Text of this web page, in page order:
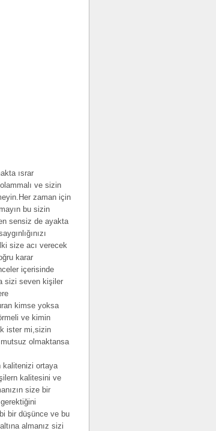
ısrar
ve sizin
zaman için
bu sizin
sensiz de ayakta
size acı verecek
karar
içerisinde
sizi seven kişiler
kimse yoksa
ve kimin
ister mi,sizin
olmaktansa
kalitenizi ortaya
kalitesini ve
size bir
bir düşünce ve bu
almanız sizi